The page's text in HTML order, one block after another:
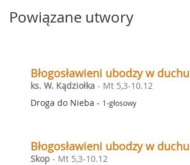
Powiązane utwory
Błogosławieni ubodzy w duchu
ks. W. Kądziołka - Mt 5,3-10.12
Droga do Nieba - 1-głosowy
Błogosławieni ubodzy w duchu
Skop - Mt 5,3-10.12